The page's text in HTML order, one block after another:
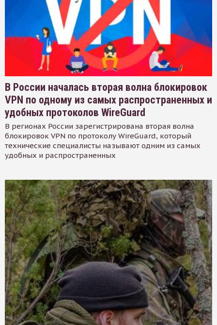
В России началась вторая волна блокировок
VPN по одному из самых распространенных и
удобных протоколов WireGuard
В регионах России зарегистрирована вторая волна
блокировок VPN по протоколу WireGuard, который
технические специалисты называют одним из самых
удобных и распространенных